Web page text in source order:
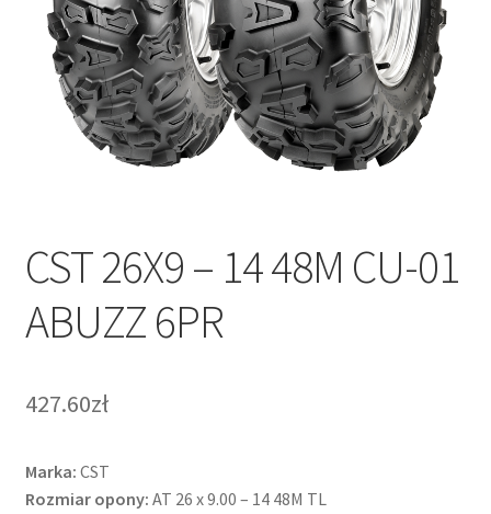
CST 26X9 – 14 48M CU-01
ABUZZ 6PR
427.60zł
Marka: CST
Rozmiar opony: AT 26 x 9.00 – 14 48M TL